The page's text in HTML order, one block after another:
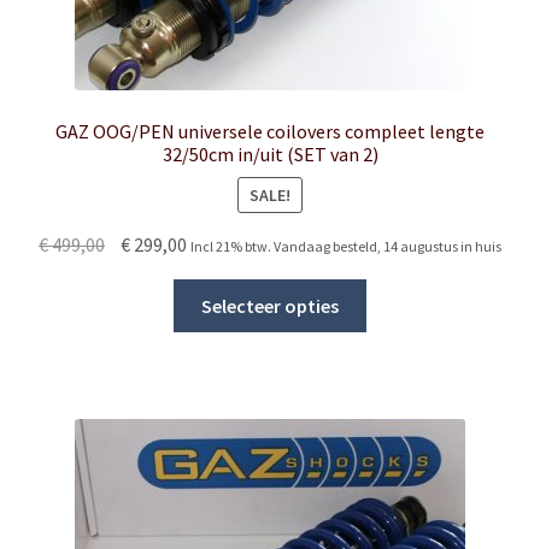
GAZ OOG/PEN universele coilovers compleet lengte
32/50cm in/uit (SET van 2)
SALE!
€499,00
Original
€ 499,00.
€299,00Current
€ 299,00.
Incl 21% btw. Vandaag besteld, 14 augustus in huis
Selecteer opties
The
options
may
be